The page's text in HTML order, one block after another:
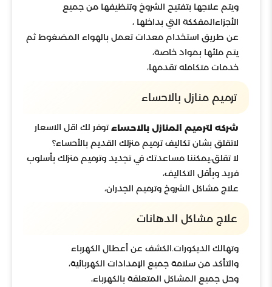
ويتم علاجها بتفتيح الشروخ وتنظيفها من جميع
الأجزاءالمفككة التي بداخلها ،
عن طريق استخدام معدات تعمل بالهواء المضغوط ثم
يتم ملئها بمواد خاصة،
خدمات متكامله تقدمها،
ترميم منازل بالاحساء
شركه لترميم المنازل بالاحساءتوفر لك اقل الاسعار
لاتقلق بشان تكاليف ترميم منزلك القديم بالأحساء؟
لا تقلق،يمكننا مساعدتك في تجديد وترميم منزلك بأسلوب
فريد وبأقل التكاليف،
علاج مشاكل الشروخ وترميم الجدران،
علاج مشاكل الدهانات
وتهالك الديكورات.الكشف عن أعطال الكهرباء
والتأكد من سلامة جميع الإمدادات الكهربائية،
وحل جميع المشاكل المتعلقة بالكهرباء،